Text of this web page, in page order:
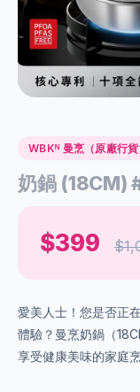
WBKᴺ 曼烹（原廠行貨
奶鍋 (18CM)
$399
愛美人士！您是否正
體驗？曼烹奶鍋（
享受健康美味的家庭